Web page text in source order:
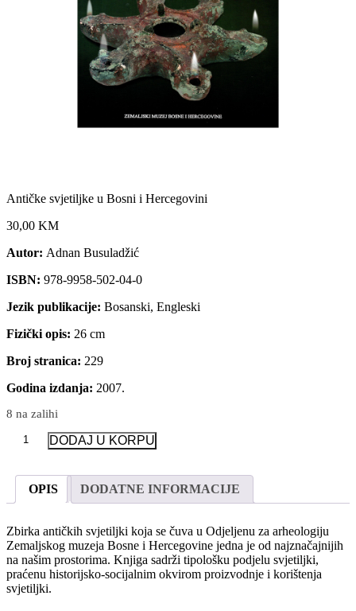
Antičke svjetiljke u Bosni i Hercegovini
30,00 KM
Autor: Adnan Busuladžić
ISBN: 978-9958-502-04-0
Jezik publikacije: Bosanski, Engleski
Fizički opis: 26 cm
Broj stranica: 229
Godina izdanja: 2007.
8 na zalihi
Antičke
svjetiljke
Bosni
količina
DODAJ U KORPU
OPIS DODATNE INFORMACIJE
Zbirka antičkih svjetiljki koja se čuva u Odjeljenu za arheologiju
Zemaljskog muzeja Bosne i Hercegovine jedna je od najznačajnijih
na našim prostorima. Knjiga sadrži tipološku podjelu svjetiljki,
praćenu historijsko-socijalnim okvirom proizvodnje i korištenja
svjetiljki.